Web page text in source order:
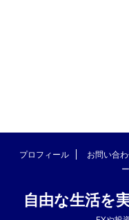
プロフィール お問い合
ー
自由な生活を